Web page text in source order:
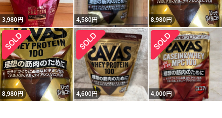
3,980円 4,580円 8,980円
8,980円 4,600円 4,000円